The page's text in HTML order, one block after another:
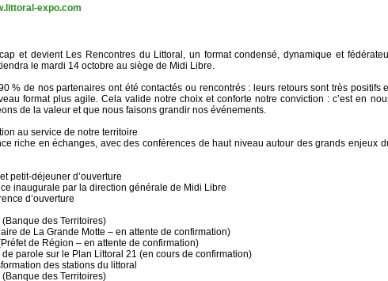
expo.com
et devient Les Rencontres du Littoral, un format condensé, dynamique et
le mardi 14 octobre au siège de Midi Libre.
% de nos partenaires ont été contactés ou rencontrés : leurs retours sont très positifs
format plus agile. Cela valide notre choix et conforte notre conviction : c’est en
de la valeur et que nous faisons grandir nos événements.
au service de notre territoire
riche en échanges, avec des conférences de haut niveau autour des grands enjeux
petit-déjeuner d’ouverture
inaugurale par la direction générale de Midi Libre
d’ouverture
des Territoires)
de La Grande Motte – en attente de confirmation)
de Région – en attente de confirmation)
parole sur le Plan Littoral 21 (en cours de confirmation)
des stations du littoral
des Territoires)